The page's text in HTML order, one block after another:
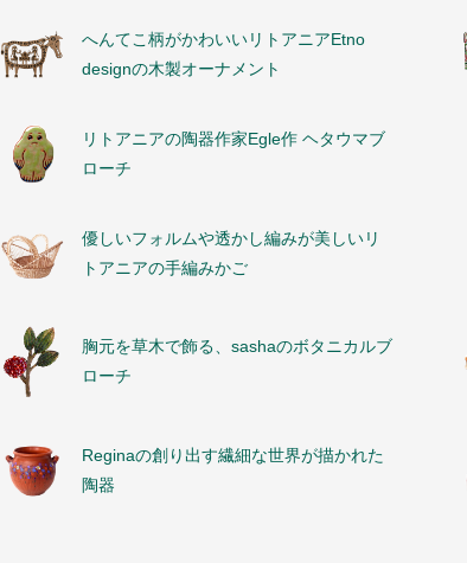
へんてこ柄がかわいいリトアニアEtno
designの木製オーナメント
リトアニアの陶器作家Egle作 ヘタウマブ
ローチ
優しいフォルムや透かし編みが美しいリ
トアニアの手編みかご
胸元を草木で飾る、sashaのボタニカルブ
ローチ
Reginaの創り出す繊細な世界が描かれた
陶器